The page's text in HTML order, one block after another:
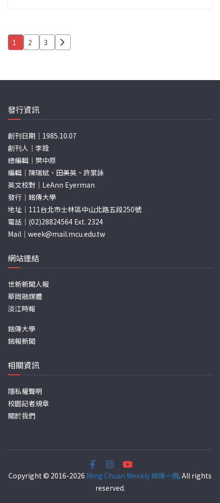
文
分
頁
1 2 3
發行資訊
創刊日期｜1985.10.07
創刊人｜李銓
總編輯｜樊中原
編輯｜陳瑞斌、田美英、許棠詠
英文校對｜LeAnn Eyerman
發行｜銘傳大學
地址｜111台北市士林區中山北路五段250號
電話｜(02)28824564 Ext. 2324
Mail｜ week@mail.mcu.edu.tw
網站連結
世新新聞人報
華岡融媒體
淡江時報
銘傳大學
銘報新聞
相關資訊
隱私權聲明
校園記者規章
關於我們
Copyright © 2016-2026 Ming Chuan Weekly 銘傳一週. All rights
reserved.